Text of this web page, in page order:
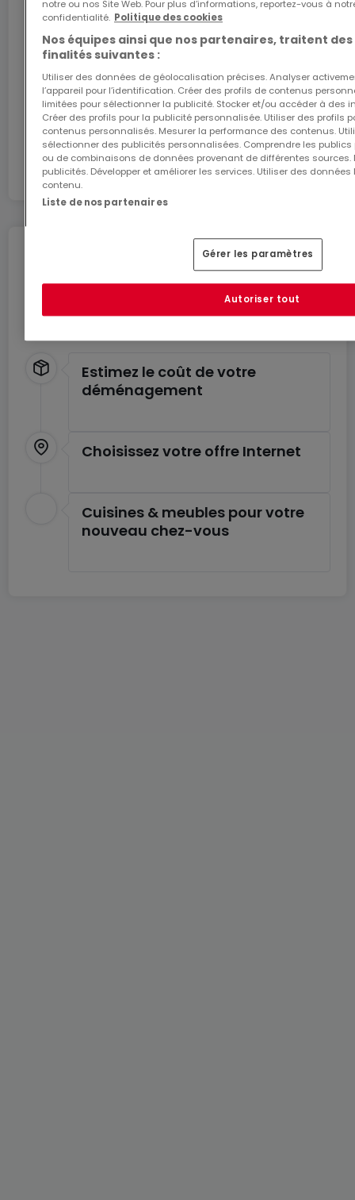
bureau flexible pour une seule journée ou plus
longtemps, et personnalisez votre espace selon
les besoins spécifiques de votre entreprise.
Les bureaux privés HQ comprennent les éléments
suivants :
- Accès à notre réseau mondial comptant des
milliers de sites dans le monde entier
- Équipe d'assistance et de réception très
expérimentée
- Technologies et Wi-Fi de qualité et sécurisés
- Imprimantes et accès à une aide administrative
- Nettoyage, services et sécurité
- Espace de bureau disponible à l'heure, à la
journée ou au mois
- Gestion du compte et des réservations simplifiée
via notre appli
- Agrandissez ou changez d'emplacement en
fonction de vos besoins
- Accès supplémentaire à 75 m² d'espace de
travail partagé
Bénéficiez d’1 mois d’internet gratuit avec le code
ATHOME26 sur le réseau le plus rapide du
Luxembourg.
J’y vais
En partenariat avec
Déménagez en toute
tranquillité
Estimez le coût de votre
déménagement
Choisissez votre offre Internet
Cuisines & meubles pour votre
nouveau chez-vous
notre ou nos Site Web. Pour plus d’informations, reportez-vous à
confidentialité. Politique des cookies
Nos équipes ainsi que nos partenaires, traitent
finalités suivantes :
Utiliser des données de géolocalisation précises. Analyser
l’appareil pour l’identification. Créer des profils de contenus
limitées pour sélectionner la publicité. Stocker et/ou accéder à des
Créer des profils pour la publicité personnalisée. Utiliser des profils
contenus personnalisés. Mesurer la performance des contenus.
sélectionner des publicités personnalisées. Comprendre les
ou de combinaisons de données provenant de différentes sources.
publicités. Développer et améliorer les services. Utiliser des
contenu.
Liste de nos partenaires
Gérer les paramètres
Autoriser tout